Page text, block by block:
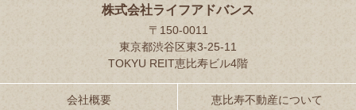
株式会社ライフアドバンス
〒150-0011
東京都渋谷区東3-25-11
TOKYU REIT恵比寿ビル4階
会社概要 恵比寿不動産について